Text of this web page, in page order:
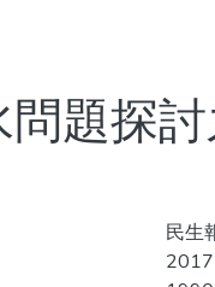
題探
民生